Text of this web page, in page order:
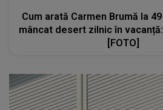
Cum arată Carmen Brumă la
mâncat desert zilnic în
[FOTO]